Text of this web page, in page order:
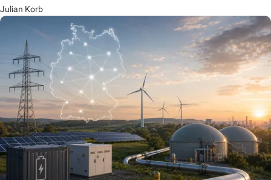
Julian Korb